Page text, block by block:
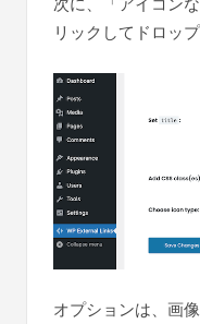
リックしてドロッ
オプションは、画